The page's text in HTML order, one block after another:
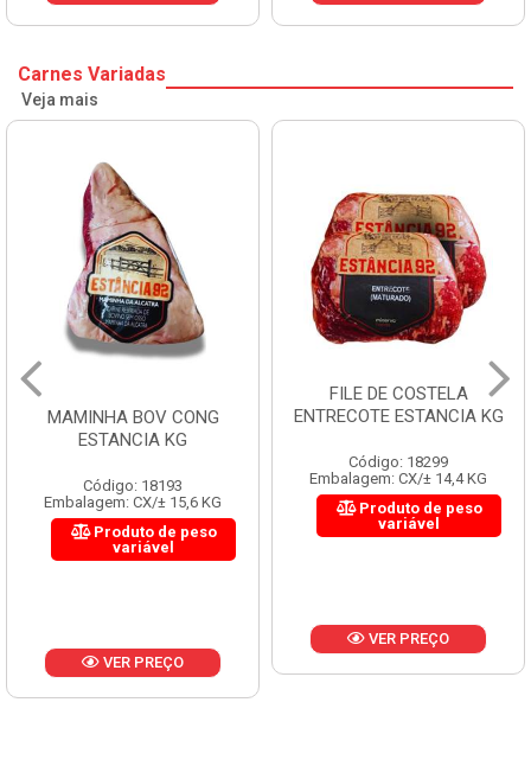
Carnes Variadas
Veja mais
MAMINHA BOV CONG
ESTANCIA KG
Código: 18193
Embalagem: CX/± 15,6 KG
Produto de peso
variável
VER PREÇO
FILE DE COSTELA
ENTRECOTE ESTANCIA KG
Código: 18299
Embalagem: CX/± 14,4 KG
Produto de peso
variável
VER PREÇO